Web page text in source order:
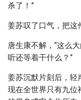
杀了！”
姜苏叹了口气，把这
唐生康不解，“这么
听还等着干什么？”
姜苏沉默片刻后，轻
现在全世界只有九位